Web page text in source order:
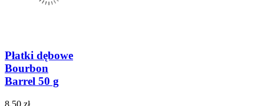
Płatki dębowe
Bourbon
Barrel 50 g
8,50 zł